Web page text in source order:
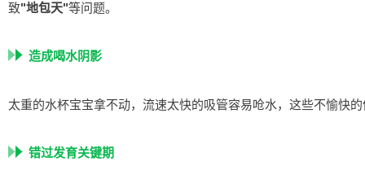
致"地包天"等问题。
造成喝水阴影
太重的水杯宝宝拿不动，流速太快的吸管容易呛水，这些不愉快
错过发育关键期